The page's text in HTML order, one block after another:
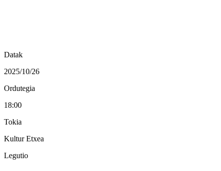
Datak
2025/10/26
Ordutegia
18:00
Tokia
Kultur Etxea
Legutio